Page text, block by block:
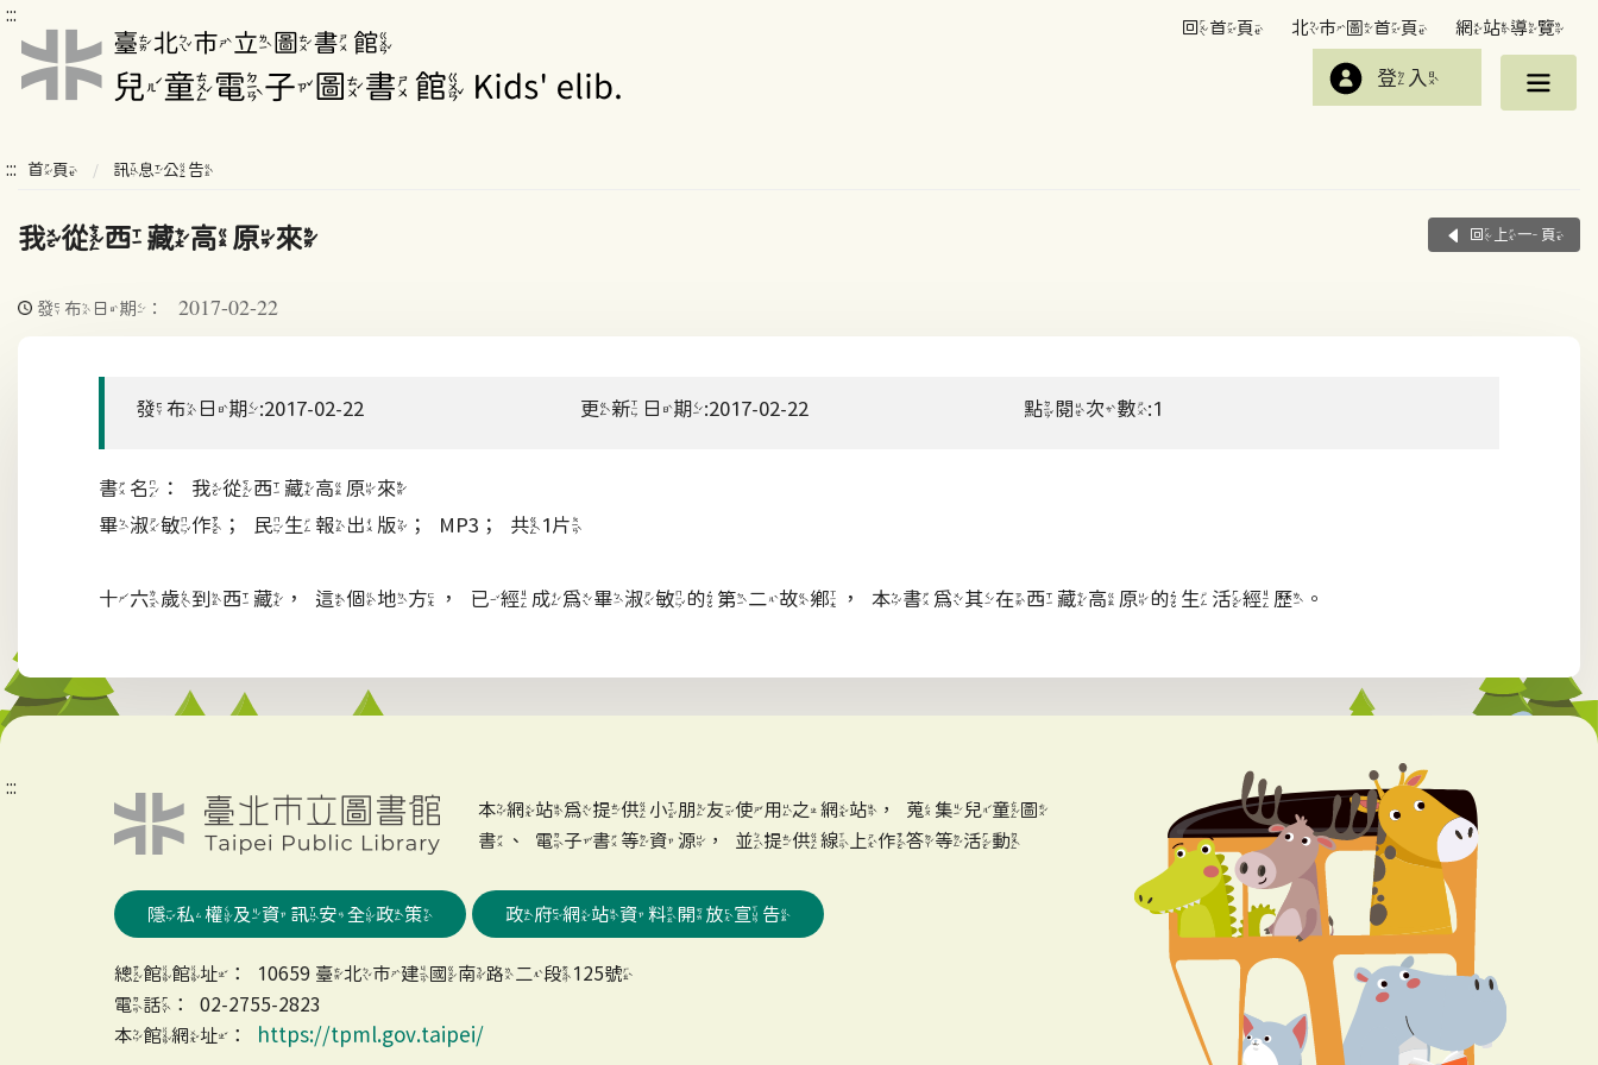
:::
回首頁 北市圖首頁 網站導覽
登入
::: 首頁 訊息公告
我從西藏高原來 回上一頁
發布日期： 2017-02-22
發布日期:2017-02-22 更新日期:2017-02-22 點閱次數:1
書名：我從西藏高原來
畢淑敏作；民生報出版；MP3；共1片
十六歲到西藏，這個地方，已經成為畢淑敏的第二故鄉，本書為其在西藏高原的生活經歷。
:::
本網站為提供小朋友使用之網站，蒐集兒童圖
書、電子書等資源，並提供線上作答等活動
隱私權及資訊安全政策 政府網站資料開放宣告
總館館址：10659 臺北市建國南路二段125號
電話：02-2755-2823
本館網址：
https://tpml.gov.taipei/